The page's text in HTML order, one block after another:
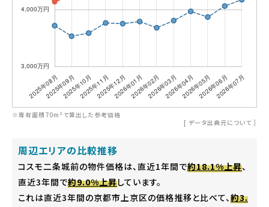
※専有面積70m²で算出した参考価格
[ データ出典元について ］
周辺エリアの比較推移
コスモ二条城前の物件価格は、直近1年間で約18.1%上昇、
直近3年間で約9.0%上昇しています。
これは直近3年間の京都市上京区の価格推移と比べて、 約3.